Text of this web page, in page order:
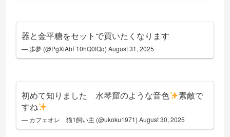
器と金平糖をセットで買いたくなります
— 歩夢 (@PgXiAbF10hQ0fQq)August 31, 2025
初めて知りました 水琴窟のような音色
素敵で
すね
— カフェオレ 猫1飼い主 (@ukoku1971)August 30, 2025